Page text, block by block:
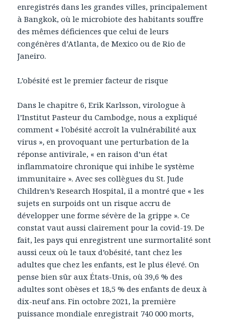
enregistrés dans les grandes villes, principalement
à Bangkok, où le microbiote des habitants souffre
des mêmes déficiences que celui de leurs
congénères d’Atlanta, de Mexico ou de Rio de
Janeiro.
L’obésité est le premier facteur de risque
Dans le chapitre 6, Erik Karlsson, virologue à
l’Institut Pasteur du Cambodge, nous a expliqué
comment « l’obésité accroît la vulnérabilité aux
virus », en provoquant une perturbation de la
réponse antivirale, « en raison d’un état
inflammatoire chronique qui inhibe le système
immunitaire ». Avec ses collègues du St. Jude
Children’s Research Hospital, il a montré que « les
sujets en surpoids ont un risque accru de
développer une forme sévère de la grippe ». Ce
constat vaut aussi clairement pour la covid-19. De
fait, les pays qui enregistrent une surmortalité sont
aussi ceux où le taux d’obésité, tant chez les
adultes que chez les enfants, est le plus élevé. On
pense bien sûr aux États-Unis, où 39,6 % des
adultes sont obèses et 18,5 % des enfants de deux à
dix-neuf ans. Fin octobre 2021, la première
puissance mondiale enregistrait 740 000 morts,